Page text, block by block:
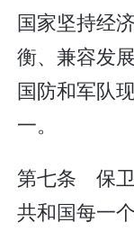
国家坚持经
衡、兼容发
国防和军队
一。
第七条 保卫
共和国每一